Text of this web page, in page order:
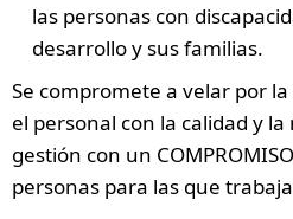
las personas con
desarrollo y sus familias.
Se compromete a velar por
el personal con la calidad y
gestión con un
personas para las que